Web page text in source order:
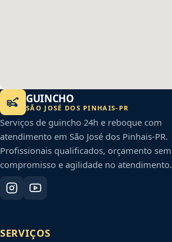
GUINCHO
SÃO JOSÉ DOS PINHAIS- PR
Serviços de guincho 24h e reboque com
atendimento em São José dos Pinhais-PR.
Profissionais qualificados, orçamento sem
compromisso e agilidade no atendimento.
SERVIÇOS